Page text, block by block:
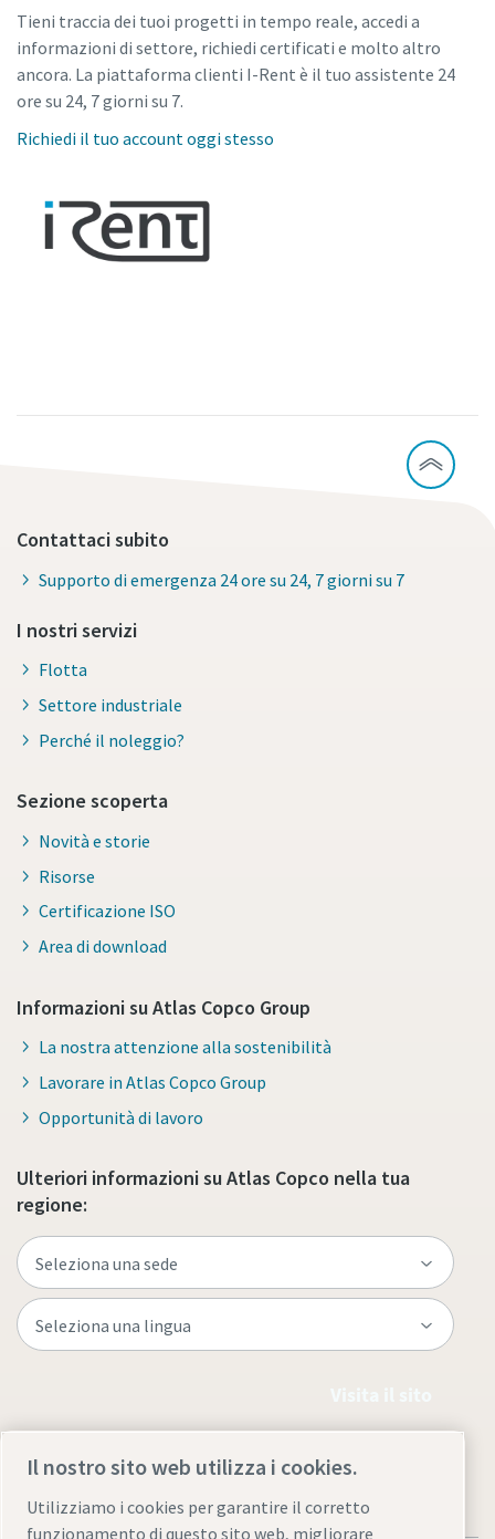
Tieni traccia dei tuoi progetti in tempo reale, accedi a
informazioni di settore, richiedi certificati e molto altro
ancora. La piattaforma clienti I-Rent è il tuo assistente 24
ore su 24, 7 giorni su 7.
Richiedi il tuo account oggi stesso
Contattaci subito
Supporto di emergenza 24 ore su 24, 7 giorni su 7
I nostri servizi
Flotta
Settore industriale
Perché il noleggio?
Sezione scoperta
Novità e storie
Risorse
Certificazione ISO
Area di download
Informazioni su Atlas Copco Group
La nostra attenzione alla sostenibilità
Lavorare in Atlas Copco Group
Opportunità di lavoro
Ulteriori informazioni su Atlas Copco nella tua
regione:
Il nostro sito web utilizza i cookies.
Utilizziamo i cookies per garantire il corretto
funzionamento di questo sito web, migliorare